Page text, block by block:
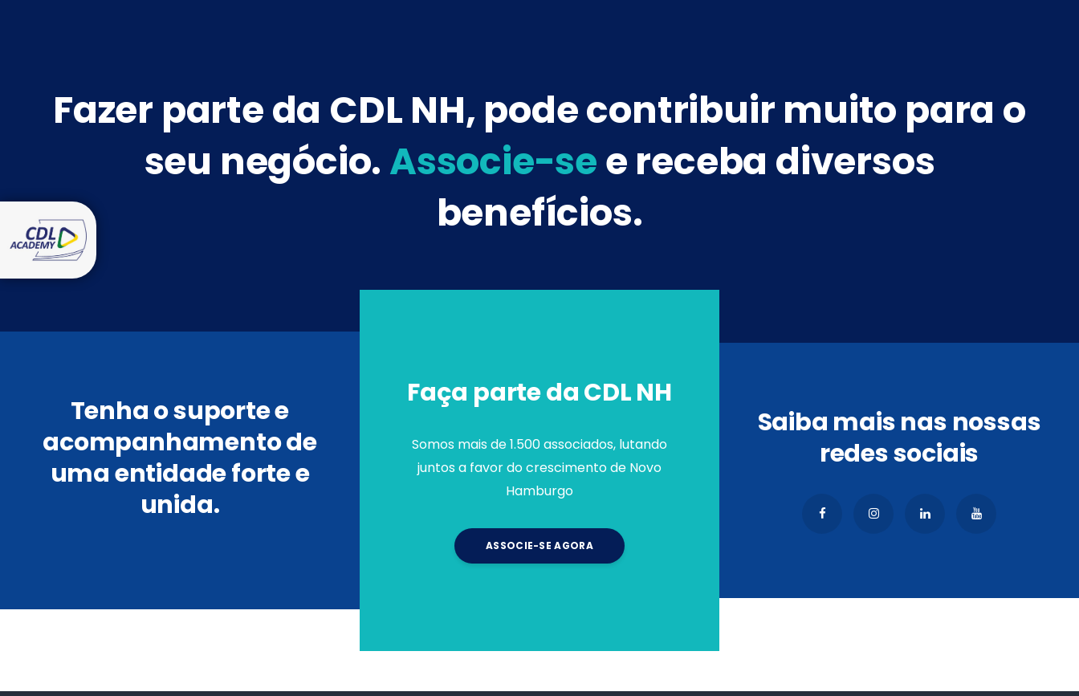
Fazer parte da CDL NH, pode contribuir muito para o
seu negócio. Associe-see receba diversos
benefícios.
Tenha o suporte e
acompanhamento de
uma entidade forte e
unida.
Faça parte da CDL NH
Somos mais de 1.500 associados, lutando
juntos a favor do crescimento de Novo
Hamburgo
ASSOCIE-SE AGORA
Saiba mais nas nossas
redes sociais